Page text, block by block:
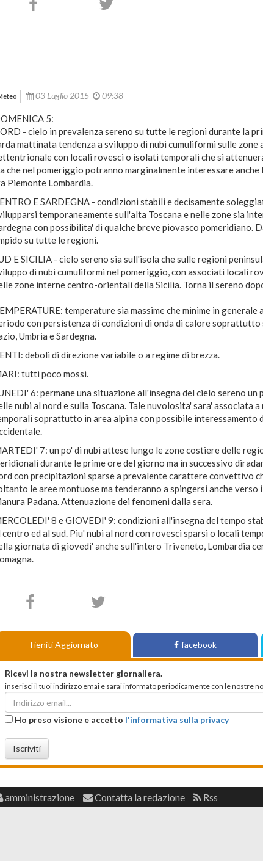
03 Luglio 2015 09:38
5:
- cielo in prevalenza sereno su tutte le regioni durante la
mattinata tendenza a sviluppo di nubi cumuliformi sulle zone
con locali rovesci o isolati temporali che si
che nel pomeriggio potranno marginalmente interessare
Piemonte Lombardia.
E SARDEGNA - condizioni stabili e decisamente
temporaneamente sull'alta Toscana e nelle zone sia
con possibilita' di qualche breve piovasco pomeridiano.
su tutte le regioni.
E SICILIA - cielo sereno sia sull'isola che sulle regioni
di nubi cumuliformi nel pomeriggio, con associati locali
zone interne centro-orientali della Sicilia. Torna il sereno
temperature sia massime che minime in generale
con persistenza di condizioni di onda di calore soprattutto
Umbria e Sardegna.
deboli di direzione variabile o a regime di brezza.
tutti poco mossi.
6: permane una situazione all'insegna del cielo sereno un
nubi al nord e sulla Toscana. Tale nuvolosita' sara' associata
soprattutto in area alpina con possibile interessamento
7: un po' di nubi attese lungo le zone costiere delle
durante le prime ore del giorno ma in successivo
con precipitazioni sparse a prevalente carattere convettivo
le aree montuose ma tenderanno a spingersi anche
Padana. Attenuazione dei fenomeni dalla sera.
8 e GIOVEDI' 9: condizioni all'insegna del tempo
centro ed al sud. Piu' nubi al nord con rovesci sparsi o locali
giornata di giovedi' anche sull'intero Triveneto, Lombardia
Tieniti Aggiornato facebook
Ricevi la nostra newsletter giornaliera.
inserisci il tuoi indirizzo emai e sarai informato periodicamente con le nostre
Ho preso visione e accetto l'informativa sulla privacy
Iscriviti
amministrazione Contatta la redazione Rss